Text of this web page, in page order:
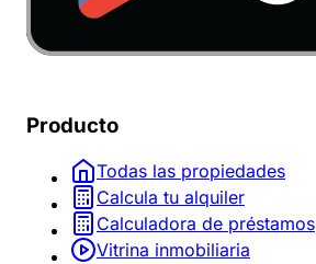
Producto
Todas las propiedades
Calcula tu alquiler
Calculadora de préstamos
Vitrina inmobiliaria